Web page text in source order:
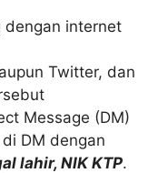
dengan internet
Twitter, dan
Message (DM)
DM dengan
lahir, NIK KTP.